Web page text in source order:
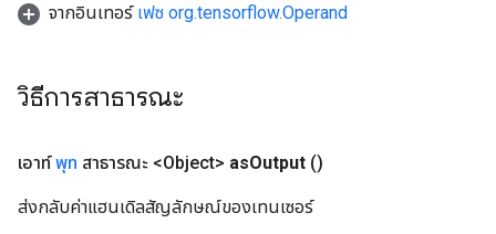
จากอินเทอร์ เฟซ org.tensorflow.Operand
วิธีการสาธารณะ
เอาท์พุท สาธารณะ <Object> asOutput ()
ส่งกลับค่าแฮนเดิลสัญลักษณ์ของเทนเซอร์